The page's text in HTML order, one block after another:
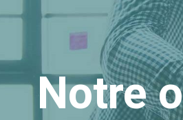
Notre